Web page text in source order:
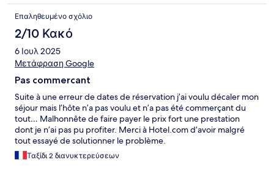
Επαληθευμένο σχόλιο
2/10 Κακό
6 Ιουλ 2025
Μετάφραση Google
Pas commercant
Suite à une erreur de dates de réservation j’ai voulu décaler mon
séjour mais l’hôte n’a pas voulu et n’a pas été commerçant du
tout… Malhonnête de faire payer le prix fort une prestation
dont je n’ai pas pu profiter. Merci à Hotel.com d’avoir malgré
tout essayé de solutionner le problème.
Ταξίδι 2 διανυκτερεύσεων